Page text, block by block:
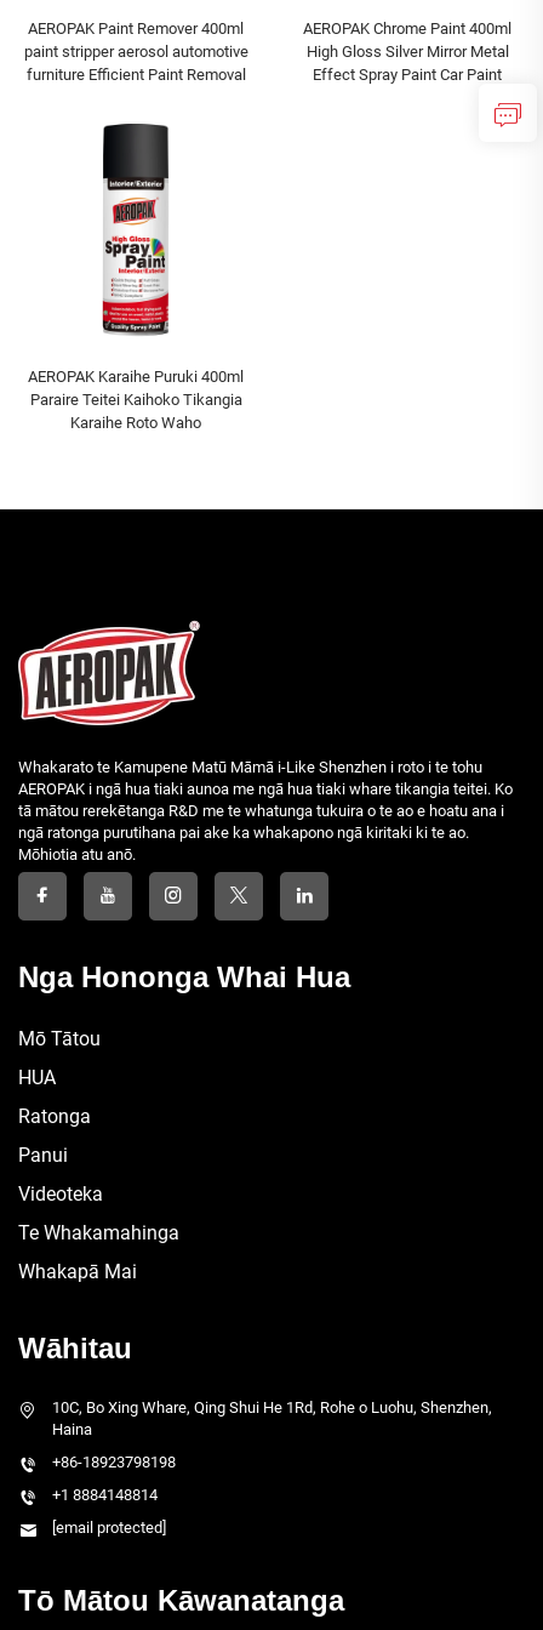
AEROPAK Paint Remover 400ml
paint stripper aerosol automotive
furniture Efficient Paint Removal
AEROPAK Chrome Paint 400ml
High Gloss Silver Mirror Metal
Effect Spray Paint Car Paint
AEROPAK Karaihe Puruki 400ml
Paraire Teitei Kaihoko Tikangia
Karaihe Roto Waho
Whakarato te Kamupene Matū Māmā i-Like Shenzhen i roto i te tohu
AEROPAK i ngā hua tiaki aunoa me ngā hua tiaki whare tikangia teitei. Ko
tā mātou rerekētanga R&D me te whatunga tukuira o te ao e hoatu ana i
ngā ratonga purutihana pai ake ka whakapono ngā kiritaki ki te ao.
Mōhiotia atu anō.
Nga Hononga Whai Hua
Mō Tātou
HUA
Ratonga
Panui
Videoteka
Te Whakamahinga
Whakapā Mai
Wāhitau
10C, Bo Xing Whare, Qing Shui He 1Rd, Rohe o Luohu, Shenzhen,
Haina
+86-18923798198
+1 8884148814
[email protected]
Tō Mātou Kāwanatanga